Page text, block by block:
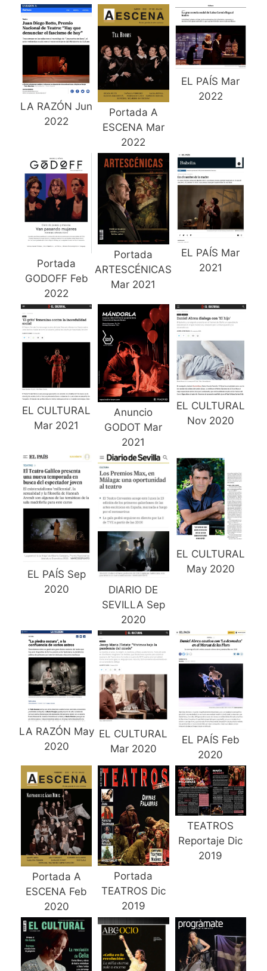
LA RAZÓN Jun
2022
Portada A
ESCENA Mar
2022
EL PAÍS Mar
2022
Portada
GODOFF Feb
2022
Portada
ARTESCÉNICAS
Mar 2021
EL PAÍS Mar
2021
EL CULTURAL
Mar 2021
Anuncio
GODOT Mar
2021
EL CULTURAL
Nov 2020
EL PAÍS Sep
2020
DIARIO DE
SEVILLA Sep
2020
EL CULTURAL
May 2020
LA RAZÓN May
2020
EL CULTURAL
Mar 2020
EL PAÍS Feb
2020
Portada A
ESCENA Feb
2020
Portada
TEATROS Dic
2019
TEATROS
Reportaje Dic
2019